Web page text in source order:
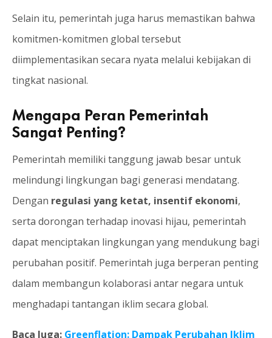
Selain itu, pemerintah juga harus memastikan bahwa
komitmen-komitmen global tersebut
diimplementasikan secara nyata melalui kebijakan di
tingkat nasional.
Mengapa Peran Pemerintah
Sangat Penting?
Pemerintah memiliki tanggung jawab besar untuk
melindungi lingkungan bagi generasi mendatang.
Dengan regulasi yang ketat, insentif ekonomi,
serta dorongan terhadap inovasi hijau, pemerintah
dapat menciptakan lingkungan yang mendukung bagi
perubahan positif. Pemerintah juga berperan penting
dalam membangun kolaborasi antar negara untuk
menghadapi tantangan iklim secara global.
Baca Juga: Greenflation: Dampak Perubahan Iklim